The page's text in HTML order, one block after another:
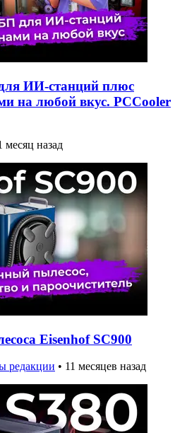
ИИ-станций плюс
на любой вкус. PCCooler
месяц назад
Eisenhof SC900
редакции • 11 месяцев назад